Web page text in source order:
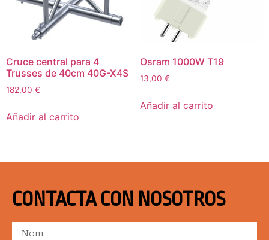
Cruce central para 4
Trusses de 40cm 40G-X4S
182,00 €
Añadir al carrito
Osram 1000W T19
13,00 €
Añadir al carrito
CONTACTA CON NOSOTROS